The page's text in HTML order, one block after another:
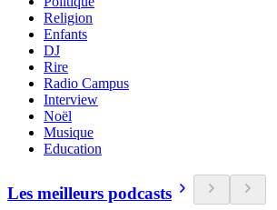
Religion
Enfants
DJ
Rire
Radio Campus
Interview
Noël
Musique
Education
Les meilleurs podcasts